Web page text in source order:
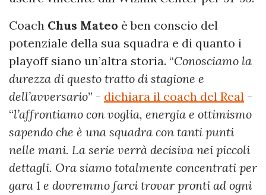
Coach Chus Mateo è ben conscio del
potenziale della sua squadra e di quanto i
playoff siano un’altra storia. “Conosciamo la
durezza di questo tratto di stagione e
dell’avversario” - dichiara il coach del Real -
“l’affrontiamo con voglia, energia e ottimismo
sapendo che è una squadra con tanti punti
nelle mani. La serie verrà decisiva nei piccoli
dettagli. Ora siamo totalmente concentrati per
gara 1 e dovremmo farci trovar pronti ad ogni